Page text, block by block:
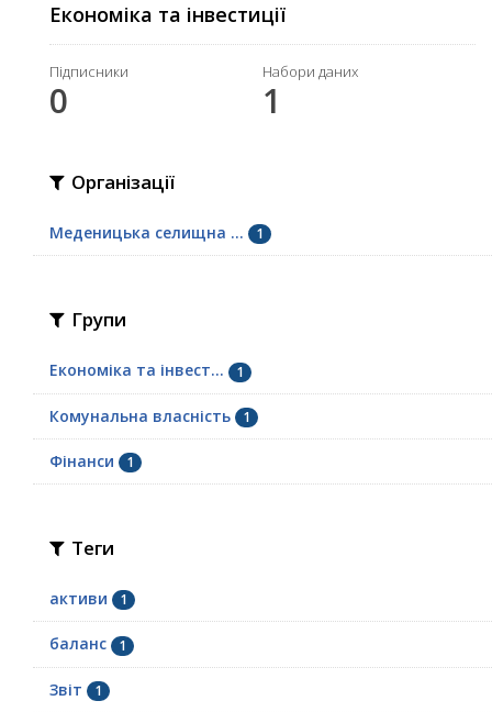
Економіка та інвестиції
Підписники
0
Набори даних
1
Організації
Меденицька селищна ... 1
Групи
Економіка та інвест... 1
Комунальна власність 1
Фінанси 1
Теги
активи 1
баланс 1
Звіт 1